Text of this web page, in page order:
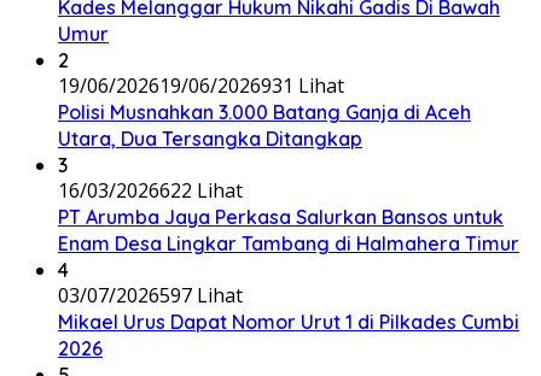
Kades Melanggar Hukum Nikahi Gadis Di Bawah
Umur
2
19/06/202619/06/2026931 Lihat
Polisi Musnahkan 3.000 Batang Ganja di Aceh
Utara, Dua Tersangka Ditangkap
3
16/03/2026622 Lihat
PT Arumba Jaya Perkasa Salurkan Bansos untuk
Enam Desa Lingkar Tambang di Halmahera Timur
4
03/07/2026597 Lihat
Mikael Urus Dapat Nomor Urut 1 di Pilkades Cumbi
2026